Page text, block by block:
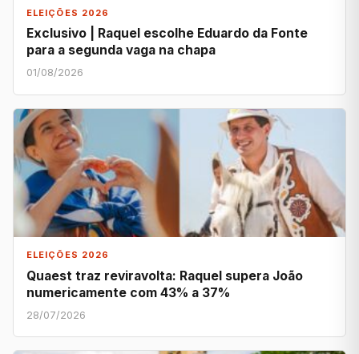
ELEIÇÕES 2026
Exclusivo | Raquel escolhe Eduardo da Fonte
para a segunda vaga na chapa
01/08/2026
ELEIÇÕES 2026
Quaest traz reviravolta: Raquel supera João
numericamente com 43% a 37%
28/07/2026